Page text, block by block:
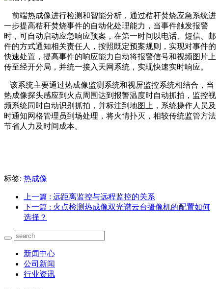
前端热成像进行检测和智能分析，通过秸秆焚烧应急系统进
一步提高秸秆焚烧事件的自动化处理能力，当事件触发报警
时，可自动启动应急响应预案，在第一时间以电话、短信、邮
件的方式通知相关责任人，按照既定预案规则，实现对事件的
快速处置，提高事件的响应能力自动将报警信号和视频图片上
传至经开分局，并统一接入天网系统，实现快速实时响应。
该系统主要通过热成像监测系统和视屏监控系统相结合，当
热成像探头感应到火点周围达到报警温度时自动抓拍，监控视
频系统同时自动识别抓拍，并标注到地图上，系统操作人员及
时通知网格管理员到场处理，将火情扑灭，相较传统监管方法
节省人力及时间成本。
标签: 热成像
上一篇 : 远距离监控与远程监控的关系
下一篇 : 火点检测热成像双光谱云台摄像机的配置如何
选择？
新闻中心
公司新闻
行业资讯